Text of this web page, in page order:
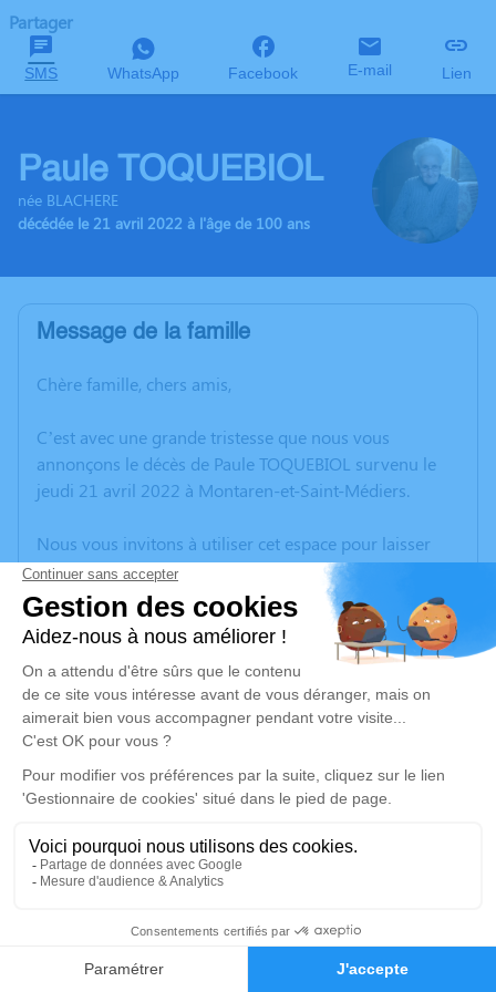
Faire-part Hommages
Partager
SMS WhatsApp Facebook E-mail Lien
Paule TOQUEBIOL
née BLACHERE
décédée le 21 avril 2022 à l'âge de 100 ans
Message de la famille
Chère famille, chers amis,
C’est avec une grande tristesse que nous vous
annonçons le décès de Paule TOQUEBIOL survenu le
jeudi 21 avril 2022 à Montaren-et-Saint-Médiers.
Nous vous invitons à utiliser cet espace pour laisser
vos condoléances, partager des photos souvenirs, une
anecdote ou exprimer vos pensées à travers des
poèmes ou des textes. Cet endroit est un lieu
d'expression dédié à honorer la mémoire de Paule
TOQUEBIOL.
Un service de plantation d’arbre hommage est
disponible ici.
Je rends hommage
Cérémonie religieuse
Église Saint André et Saint Médiers de Montaren-
et-Saint-Médiers